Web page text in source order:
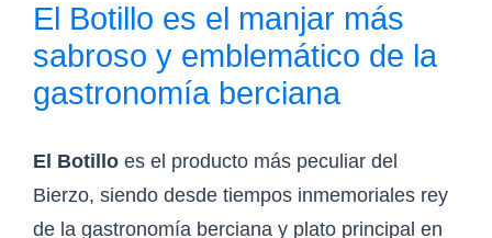
El Botillo es el manjar más
sabroso y emblemático de la
gastronomía berciana​
El Botillo es el producto más peculiar del
Bierzo, siendo desde tiempos inmemoriales rey
de la gastronomía berciana y plato principal en